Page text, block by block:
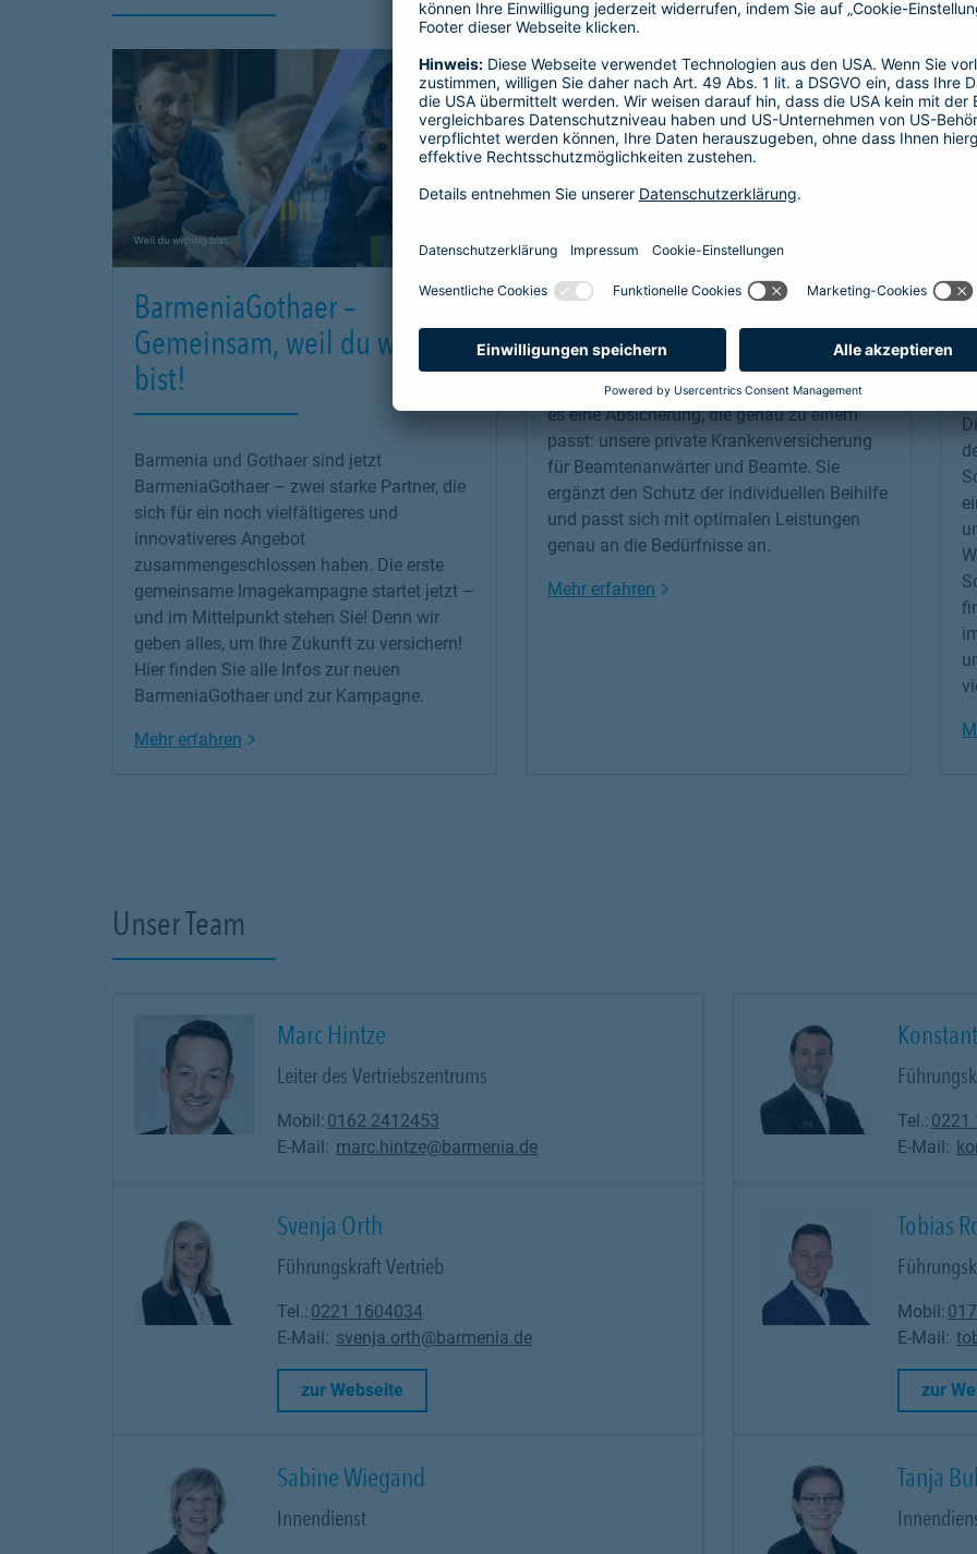
BarmeniaGothaer –
Gemeinsam, weil du wichtig
bist!
Barmenia und Gothaer sind jetzt
BarmeniaGothaer – zwei starke Partner, die
sich für ein noch vielfältigeres und
innovativeres Angebot
zusammengeschlossen haben. Die erste
gemeinsame Imagekampagne startet jetzt –
und im Mittelpunkt stehen Sie! Denn wir
geben alles, um Ihre Zukunft zu versichern!
Hier finden Sie alle Infos zur neuen
BarmeniaGothaer und zur Kampagne.
Mehr erfahren Link Opens in New Tab
Beamtenabsicherung
Als Beamtenanwärter oder Beamter braucht
es eine Absicherung, die genau zu einem
passt: unsere private Krankenversicherung
für Beamtenanwärter und Beamte. Sie
ergänzt den Schutz der individuellen Beihilfe
und passt sich mit optimalen Leistungen
genau an die Bedürfnisse an.
Mehr erfahren Link Opens in New Tab
Unser Team
Marc Hintze
Leiter des Vertriebszentrums
Mobil: 0162 2412453
E-Mail: marc.hintze@barmenia.de
Tel.: 0221
E-Mail:
Svenja Orth
Führungskraft Vertrieb
Tel.: 0221 1604034
E-Mail: svenja.orth@barmenia.de
zur Webseite
Tobias
Mobil:
E-Mail:
zur
Sabine Wiegand
Innendienst
Tanja